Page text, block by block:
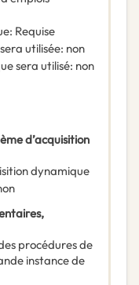
: Requise
utilisée: non
sera utilisé: non
d’acquisition
dynamique
procédures de
instance de